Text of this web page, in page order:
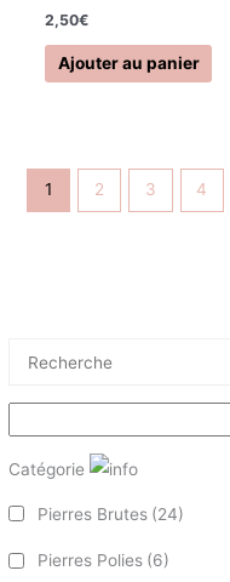
Catégorie
Pierres Brutes (24)
Pierres Polies (6)
2,50€
Ajouter au panier
1 2 3 4